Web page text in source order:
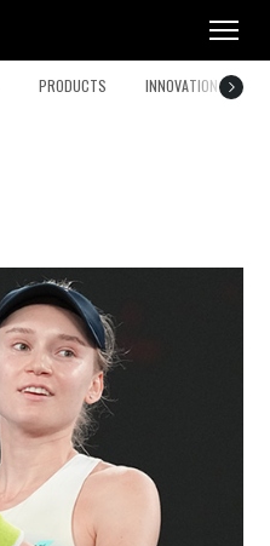
PRODUCTS INNOVATION